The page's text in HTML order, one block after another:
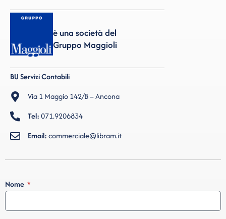
è una società del
Gruppo Maggioli
BU Servizi Contabili
Via 1 Maggio 142/B – Ancona
Tel:071.9206834
Email:commerciale@libram.it
Nome